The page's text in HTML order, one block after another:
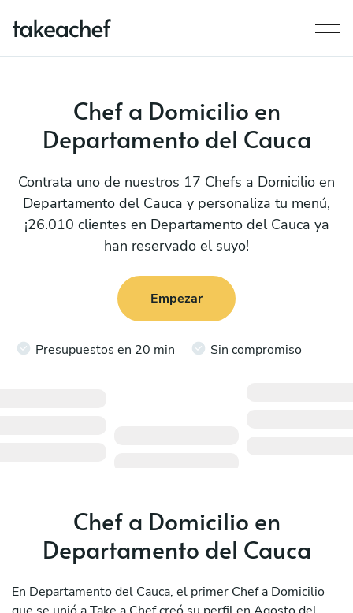
Chef a Domicilio en
Departamento del Cauca
Contrata uno de nuestros 17 Chefs a Domicilio en
Departamento del Cauca y personaliza tu menú,
¡26.010 clientes en Departamento del Cauca ya
han reservado el suyo!
Empezar
Presupuestos en 20 min Sin compromiso
Chef a Domicilio en
Departamento del Cauca
En Departamento del Cauca, el primer Chef a Domicilio